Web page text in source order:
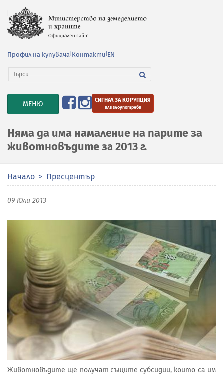
Профил на купувача Контакти EN
TOGGLE
NAVIGATION
МЕНЮ СИГНАЛ ЗА КОРУПЦИЯ
или злоупотреби
Няма да има намаление на парите за
животновъдите за 2013 г.
Начало Пресцентър
09 Юли 2013
Животновъдите ще получат същите субсидии, които са им